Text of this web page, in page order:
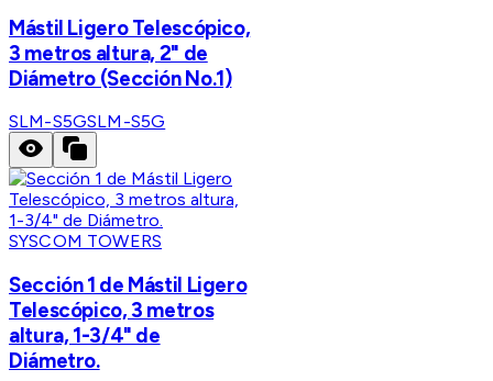
Mástil Ligero Telescópico,
3 metros altura, 2" de
Diámetro (Sección No.1)
SLM-S5GSLM-S5G
SYSCOM TOWERS
Sección 1 de Mástil Ligero
Telescópico, 3 metros
altura, 1-3/4" de
Diámetro.